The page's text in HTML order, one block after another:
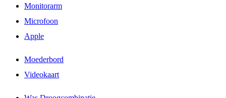
Monitorarm
Microfoon
Apple
Moederbord
Videokaart